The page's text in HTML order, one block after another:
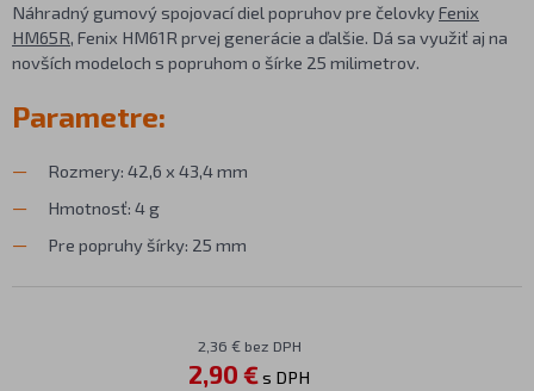
Náhradný gumový spojovací diel popruhov pre čelovkyFenix
HM65R, Fenix HM61R prvej generácie a ďalšie. Dá sa využiť aj na
novších modeloch s popruhom o šírke 25 milimetrov.
Parametre:
Rozmery: 42,6 x 43,4 mm
Hmotnosť: 4 g
Pre popruhy šírky: 25 mm
2,36 € bez DPH
2,90 €s DPH